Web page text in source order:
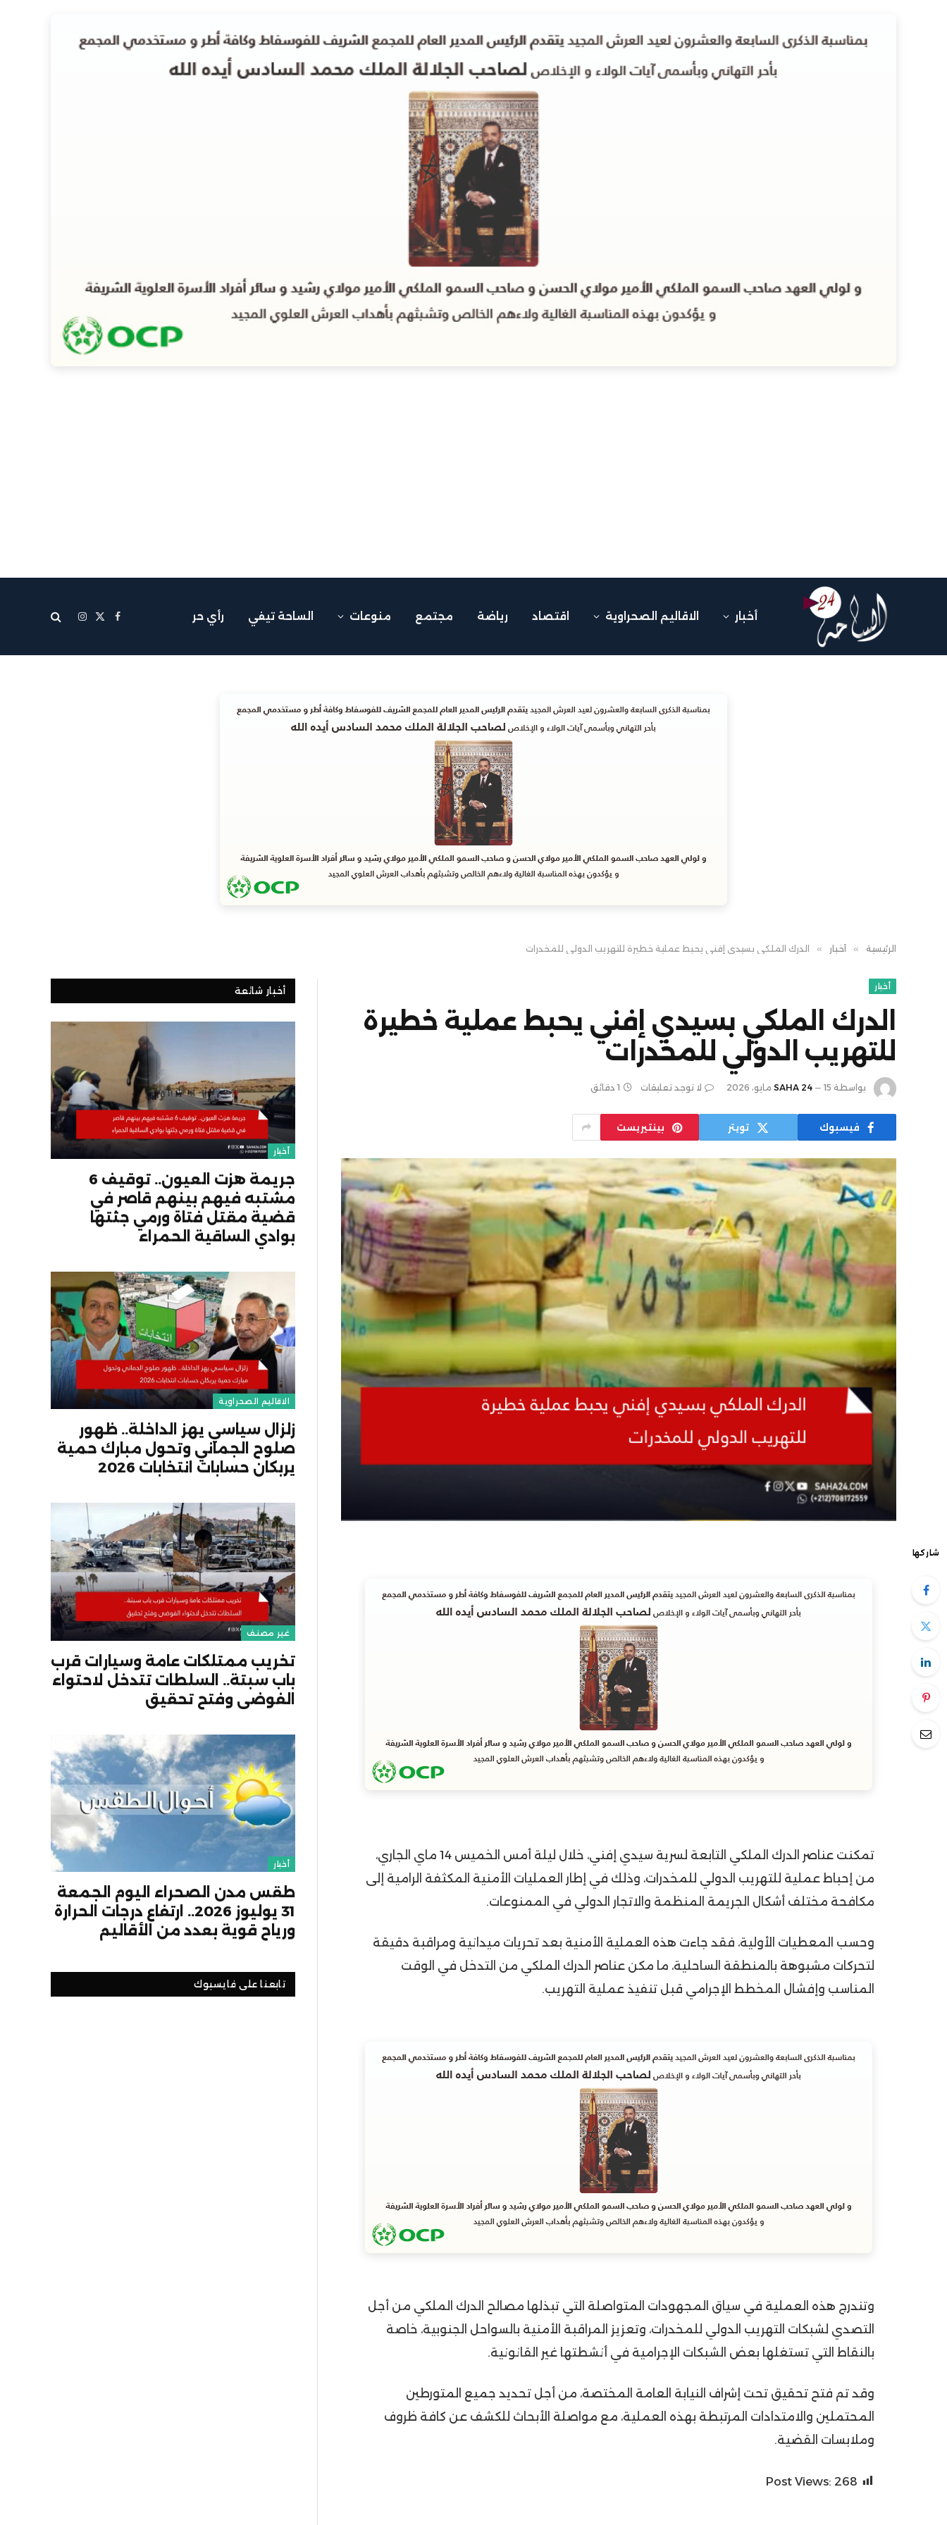
أخبار الاقاليم الصحراوية اقتصاد رياضة مجتمع منوعات الساحة تيفي رأي حر فيسبوك
X
الانستغرام
الرئيسية » أخبار » الدرك الملكي بسيدي إفني يحبط عملية خطيرة للتهريب الدولي للمخدرات
أخبار
الدرك الملكي بسيدي إفني يحبط عملية خطيرة
للتهريب الدولي للمخدرات
بواسطة SAHA 24 15 مايو، 2026 لا توجد تعليقات 1 دقائق
فيسبوك تويتر بينتيريست
شاركها
تمكنت عناصر الدرك الملكي التابعة لسرية سيدي إفني، خلال ليلة أمس الخميس 14 ماي الجاري،
من إحباط عملية للتهريب الدولي للمخدرات، وذلك في إطار العمليات الأمنية المكثفة الرامية إلى
مكافحة مختلف أشكال الجريمة المنظمة والاتجار الدولي في الممنوعات.
وحسب المعطيات الأولية، فقد جاءت هذه العملية الأمنية بعد تحريات ميدانية ومراقبة دقيقة
لتحركات مشبوهة بالمنطقة الساحلية، ما مكن عناصر الدرك الملكي من التدخل في الوقت
المناسب وإفشال المخطط الإجرامي قبل تنفيذ عملية التهريب.
وتندرج هذه العملية في سياق المجهودات المتواصلة التي تبذلها مصالح الدرك الملكي من أجل
التصدي لشبكات التهريب الدولي للمخدرات، وتعزيز المراقبة الأمنية بالسواحل الجنوبية، خاصة
بالنقاط التي تستغلها بعض الشبكات الإجرامية في أنشطتها غير القانونية.
وقد تم فتح تحقيق تحت إشراف النيابة العامة المختصة، من أجل تحديد جميع المتورطين
المحتملين والامتدادات المرتبطة بهذه العملية، مع مواصلة الأبحاث للكشف عن كافة ظروف
وملابسات القضية.
Post Views: 268
أخبار شائعة
أخبار
جريمة هزت العيون.. توقيف 6
مشتبه فيهم بينهم قاصر في
قضية مقتل فتاة ورمي جثتها
بوادي الساقية الحمراء
الاقاليم الصحراوية
زلزال سياسي يهز الداخلة.. ظهور
صلوح الجماني وتحول مبارك حمية
يربكان حسابات انتخابات 2026
غير مصنف
تخريب ممتلكات عامة وسيارات قرب
باب سبتة.. السلطات تتدخل لاحتواء
الفوضى وفتح تحقيق
أخبار
طقس مدن الصحراء اليوم الجمعة
31 يوليوز 2026.. ارتفاع درجات الحرارة
ورياح قوية بعدد من الأقاليم
تابعنا على فايسبوك